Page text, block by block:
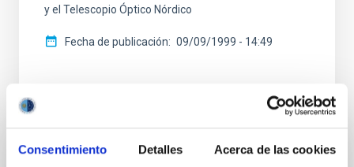
Consentimiento Detalles Acerca de las cookies
y el Telescopio Óptico Nórdico
Fecha de publicación 09/09/1999 - 14:49